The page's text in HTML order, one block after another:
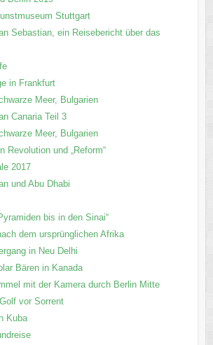
Stuttgart
Sebastian, ein Reisebericht über das
in Frankfurt
Meer, Bulgarien
Canaria Teil 3
Meer, Bulgarien
Revolution und „Reform“
2017
und Abu Dhabi
bis in den Sinai“
dem ursprünglichen Afrika
in Neu Delhi
Bären in Kanada
mit der Kamera durch Berlin Mitte
vor Sorrent
Kuba